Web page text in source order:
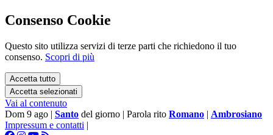
Consenso Cookie
Questo sito utilizza servizi di terze parti che richiedono il tuo
consenso. Scopri di più
Accetta tutto
Accetta selezionati
Vai al contenuto
Dom 9 ago | Santo del giorno | Parola rito Romano | Ambrosiano
Impressum e contatti |